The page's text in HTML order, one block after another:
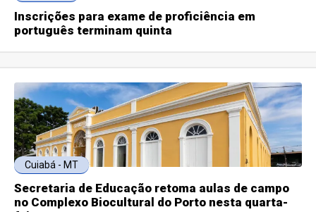
Inscrições para exame de proficiência em
português terminam quinta
Cuiabá - MT
Secretaria de Educação retoma aulas de campo
no Complexo Biocultural do Porto nesta quarta-